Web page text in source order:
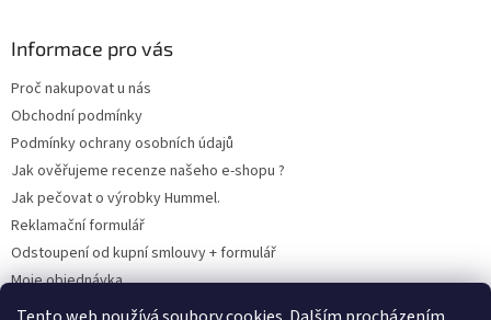
Informace pro vás
Proč nakupovat u nás
Obchodní podmínky
Podmínky ochrany osobních údajů
Jak ověřujeme recenze našeho e-shopu ?
Jak pečovat o výrobky Hummel.
Reklamační formulář
Odstoupení od kupní smlouvy + formulář
Moje objednávka
Odstoupení od smlouvy